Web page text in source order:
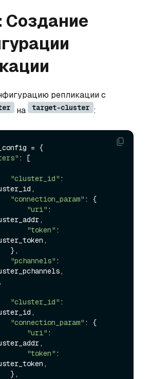
Создание
репликации с
на target-cluster :
= {
: [
"cluster_id" :
"connection_param" : {
"uri" :
"token" :
"pchannels" :
"cluster_id" :
"connection_param" : {
"uri" :
"token" :